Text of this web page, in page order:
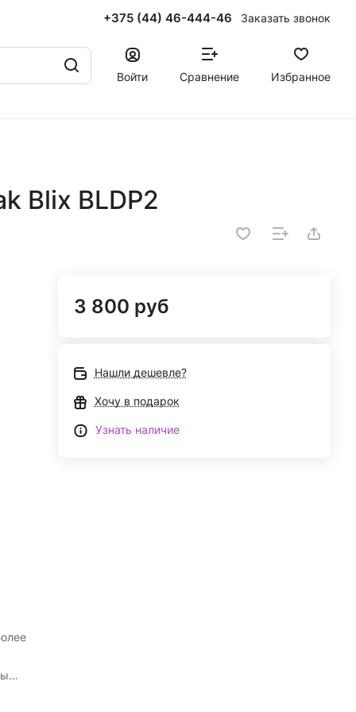
+375 (44) 46-444-46 Заказать звонок
Войти Сравнение Избранное
Blix BLDP2
3 800 руб
Нашли дешевле?
Хочу в подарок
Узнать наличие